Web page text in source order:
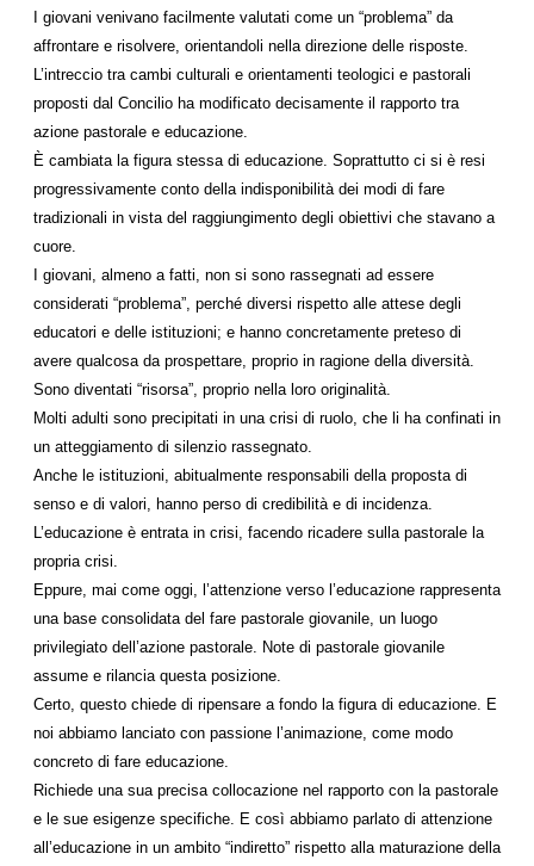
I giovani venivano facilmente valutati come un “problema” da
affrontare e risolvere, orientandoli nella direzione delle risposte.
L’intreccio tra cambi culturali e orientamenti teologici e pastorali
proposti dal Concilio ha modificato decisamente il rapporto tra
azione pastorale e educazione.
È cambiata la figura stessa di educazione. Soprattutto ci si è resi
progressivamente conto della indisponibilità dei modi di fare
tradizionali in vista del raggiungimento degli obiettivi che stavano a
cuore.
I giovani, almeno a fatti, non si sono rassegnati ad essere
considerati “problema”, perché diversi rispetto alle attese degli
educatori e delle istituzioni; e hanno concretamente preteso di
avere qualcosa da prospettare, proprio in ragione della diversità.
Sono diventati “risorsa”, proprio nella loro originalità.
Molti adulti sono precipitati in una crisi di ruolo, che li ha confinati in
un atteggiamento di silenzio rassegnato.
Anche le istituzioni, abitualmente responsabili della proposta di
senso e di valori, hanno perso di credibilità e di incidenza.
L’educazione è entrata in crisi, facendo ricadere sulla pastorale la
propria crisi.
Eppure, mai come oggi, l’attenzione verso l’educazione rappresenta
una base consolidata del fare pastorale giovanile, un luogo
privilegiato dell’azione pastorale. Note di pastorale giovanile
assume e rilancia questa posizione.
Certo, questo chiede di ripensare a fondo la figura di educazione. E
noi abbiamo lanciato con passione l’animazione, come modo
concreto di fare educazione.
Richiede una sua precisa collocazione nel rapporto con la pastorale
e le sue esigenze specifiche. E così abbiamo parlato di attenzione
all’educazione in un ambito “indiretto” rispetto alla maturazione della